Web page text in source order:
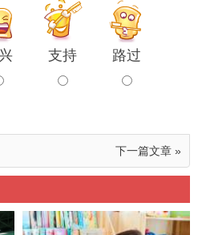
支持 路过
下一篇文章 »